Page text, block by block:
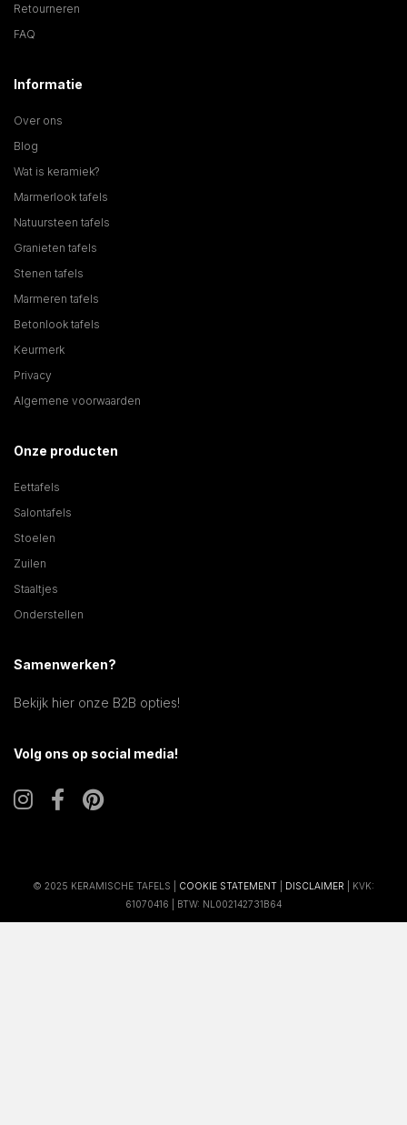
Retourneren
FAQ
Informatie
Over ons
Blog
Wat is keramiek?
Marmerlook tafels
Natuursteen tafels
Granieten tafels
Stenen tafels
Marmeren tafels
Betonlook tafels
Keurmerk
Privacy
Algemene voorwaarden
Onze producten
Eettafels
Salontafels
Stoelen
Zuilen
Staaltjes
Onderstellen
Samenwerken?
Bekijk hier onze B2B opties!
Volg ons op social media!
© 2025 KERAMISCHE TAFELS | COOKIE STATEMENT DISCLAIMER | KVK:
61070416 | BTW: NL002142731B64